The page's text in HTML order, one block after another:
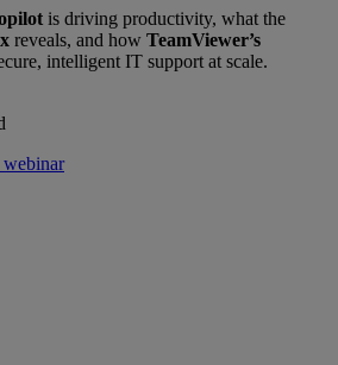
is driving productivity, what the
reveals, and how TeamViewer’s
intelligent IT support at scale.
webinar